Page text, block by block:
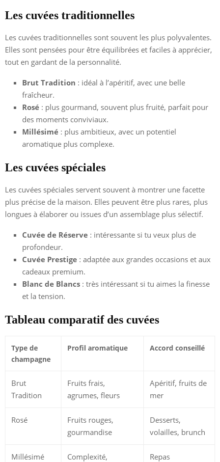
Les cuvées traditionnelles
Les cuvées traditionnelles sont souvent les plus polyvalentes.
Elles sont pensées pour être équilibrées et faciles à apprécier,
tout en gardant de la personnalité.
Brut Tradition : idéal à l’apéritif, avec une belle
fraîcheur.
Rosé : plus gourmand, souvent plus fruité, parfait pour
des moments conviviaux.
Millésimé : plus ambitieux, avec un potentiel
aromatique plus complexe.
Les cuvées spéciales
Les cuvées spéciales servent souvent à montrer une facette
plus précise de la maison. Elles peuvent être plus rares, plus
longues à élaborer ou issues d’un assemblage plus sélectif.
Cuvée de Réserve : intéressante si tu veux plus de
profondeur.
Cuvée Prestige : adaptée aux grandes occasions et aux
cadeaux premium.
Blanc de Blancs : très intéressant si tu aimes la finesse
et la tension.
Tableau comparatif des cuvées
Type de
champagne
Profil aromatique Accord conseillé
Brut
Tradition
Fruits frais,
agrumes, fleurs
Apéritif, fruits de
mer
Rosé
Fruits rouges,
gourmandise
Desserts,
volailles, brunch
Millésimé
Complexité,
Repas